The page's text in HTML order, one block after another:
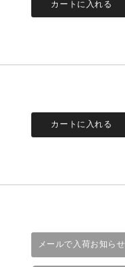
カートに入れる
カートに入れる
メールで入荷お知らせ